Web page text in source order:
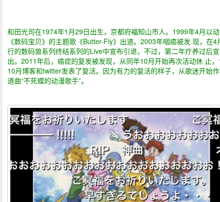
和田光司在1974年1月29日出生，京都府福知山市人。1999年4月以
《数码宝贝》的主题歌《Butter-Fly》出道。2003年咽癌被发 现，在4
行的数码兽系列终结系列的Live中宣布引退，不过，第二年疗养过后
出。2011年后，癌症的复发被发现，从同年10月开始再次活动休 止
10月博客和twitter发表了复活。因为有力的复活的样子，从歌迷开始
道曲“不死蝶的动漫歌手”。